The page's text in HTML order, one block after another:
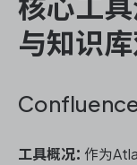
核心工具
与知识
工具概况： 作为